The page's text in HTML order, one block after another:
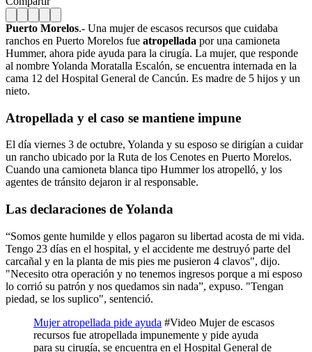
Puerto Morelos.- Una mujer de escasos recursos que cuidaba
ranchos en Puerto Morelos fue atropellada por una camioneta
Hummer, ahora pide ayuda para la cirugía. La mujer, que responde
al nombre Yolanda Moratalla Escalón, se encuentra internada en la
cama 12 del Hospital General de Cancún. Es madre de 5 hijos y un
nieto.
Atropellada y el caso se mantiene impune
El día viernes 3 de octubre, Yolanda y su esposo se dirigían a cuidar
un rancho ubicado por la Ruta de los Cenotes en Puerto Morelos.
Cuando una camioneta blanca tipo Hummer los atropelló, y los
agentes de tránsito dejaron ir al responsable.
Las declaraciones de Yolanda
“Somos gente humilde y ellos pagaron su libertad acosta de mi vida.
Tengo 23 días en el hospital, y el accidente me destruyó parte del
carcañal y en la planta de mis pies me pusieron 4 clavos", dijo.
"Necesito otra operación y no tenemos ingresos porque a mi esposo
lo corrió su patrón y nos quedamos sin nada”, expuso. "Tengan
piedad, se los suplico", sentenció.
Mujer atropellada pide ayuda #Video Mujer de escasos
recursos fue atropellada impunemente y pide ayuda
para su cirugía, se encuentra en el Hospital General de